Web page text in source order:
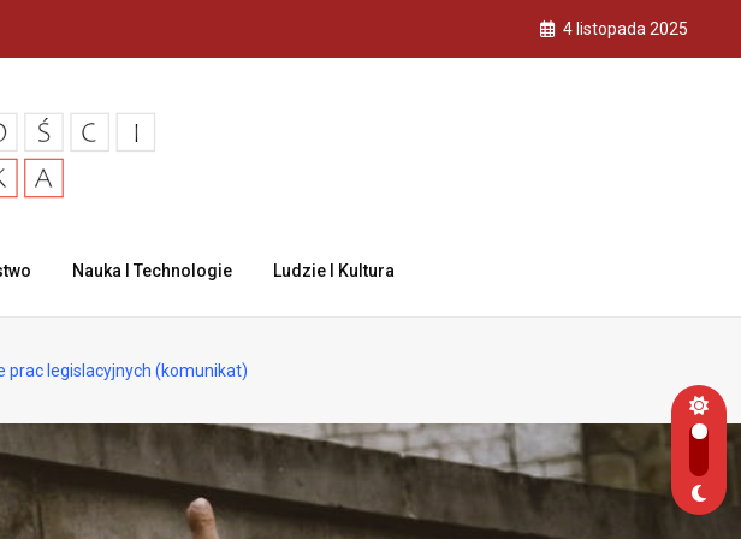
4 listopada 2025
Nauka I Technologie Ludzie I Kultura
prac legislacyjnych (komunikat)